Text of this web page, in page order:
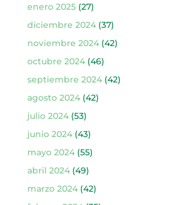
enero 2025(27)
diciembre 2024(37)
noviembre 2024(42)
octubre 2024(46)
septiembre 2024(42)
agosto 2024(42)
julio 2024(53)
junio 2024(43)
mayo 2024(55)
abril 2024(49)
marzo 2024(42)